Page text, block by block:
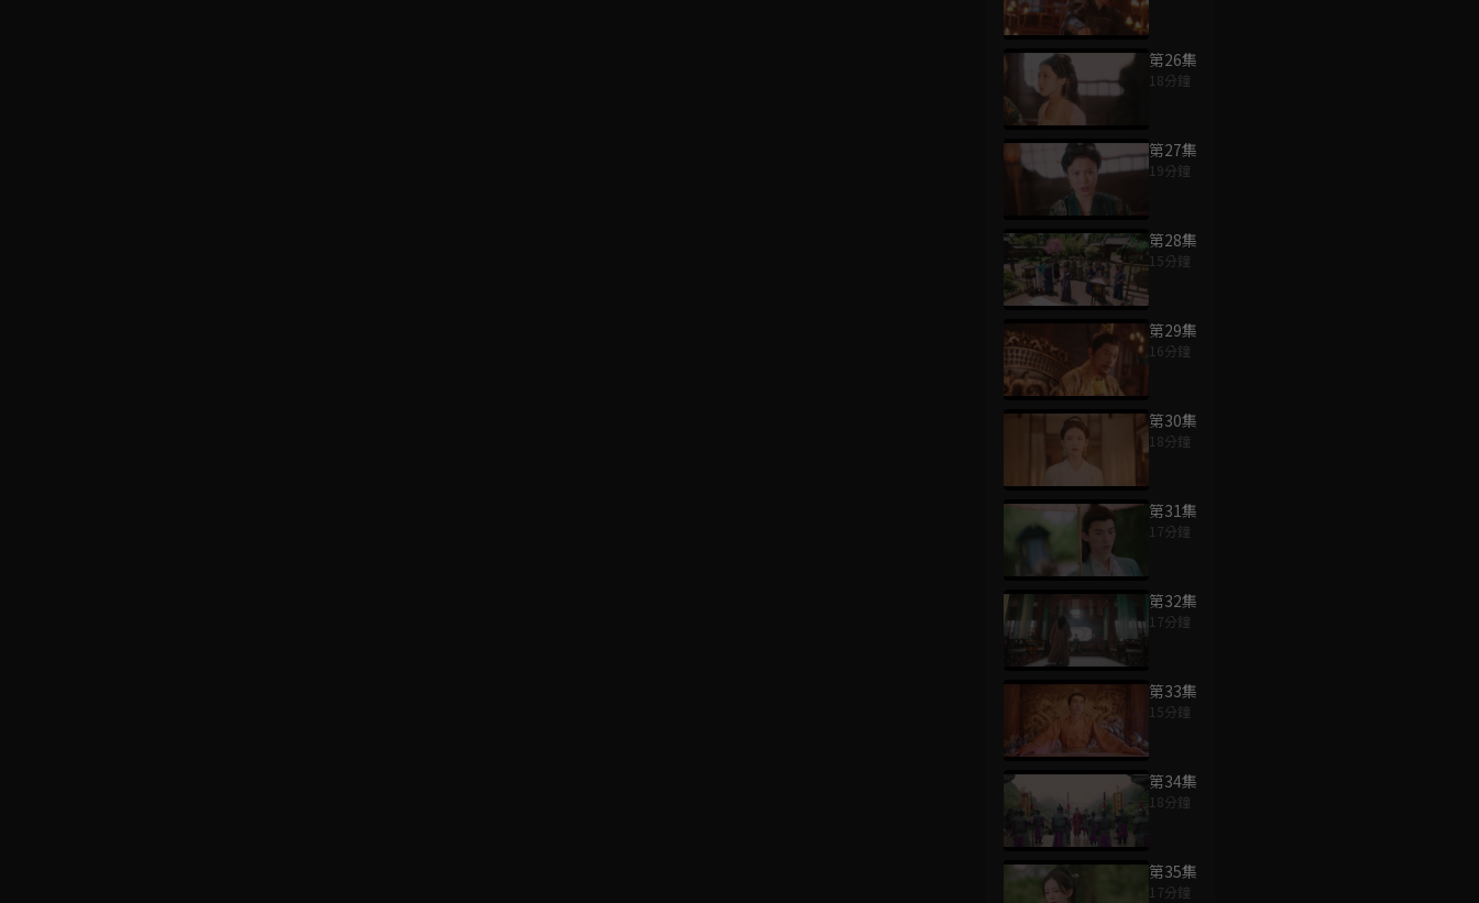
第26集
18分鐘
第27集
19分鐘
第28集
15分鐘
第29集
16分鐘
第30集
18分鐘
第31集
17分鐘
第32集
17分鐘
第33集
15分鐘
第34集
18分鐘
第35集
17分鐘